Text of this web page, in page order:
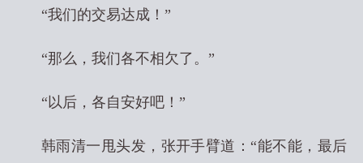
“我们的交易达成！”
“那么，我们各不相欠了。”
“以后，各自安好吧！”
韩雨清一甩头发，张开手臂道：“能不能，最后